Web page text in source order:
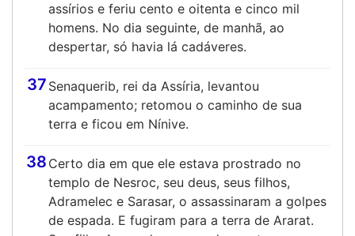
assírios e feriu cento e oitenta e cinco mil
homens. No dia seguinte, de manhã, ao
despertar, só havia lá cadáveres.
37 Senaquerib, rei da Assíria, levantou
acampamento; retomou o caminho de sua
terra e ficou em Nínive.
38 Certo dia em que ele estava prostrado no
templo de Nesroc, seu deus, seus filhos,
Adramelec e Sarasar, o assassinaram a golpes
de espada. E fugiram para a terra de Ararat.